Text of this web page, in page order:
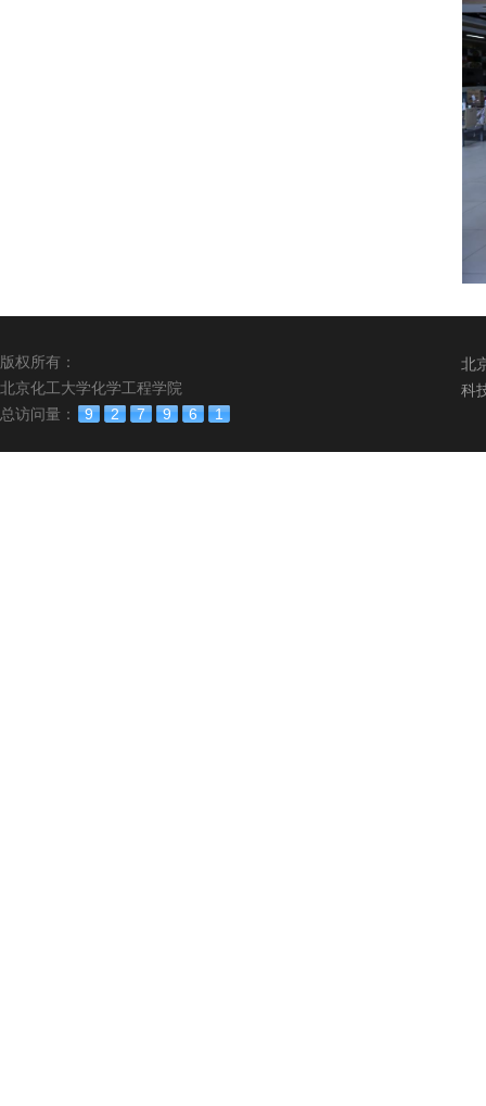
版权所有：
北京化工大学化学工程学院
总访问量：
9 2 7 9 6 1
北
科